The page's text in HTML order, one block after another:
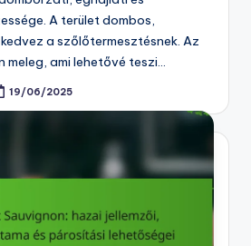
A terület dombos,
a szőlőtermesztésnek. Az
meleg, ami lehetővé teszi…
19/06/2025